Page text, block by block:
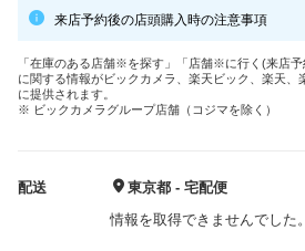
来店予約後の店頭購入時の注意事項
「在庫のある店舗※を探す」「店舗※に行く(来店
に関する情報がビックカメラ、楽天ビック、楽天、
に提供されます。
※ ビックカメラグループ店舗（コジマを除く）
配送
東京都 - 宅配便
情報を取得できませんでした